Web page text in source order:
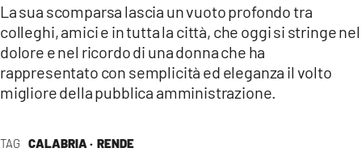
LACAPITALENEWS.IT
App
ANDROID
TAG CALABRIA · RENDE
La sua scomparsa lascia un vuoto profondo tra
colleghi, amici e in tutta la città, che oggi si stringe nel
dolore e nel ricordo di una donna che ha
rappresentato con semplicità ed eleganza il volto
migliore della pubblica amministrazione.